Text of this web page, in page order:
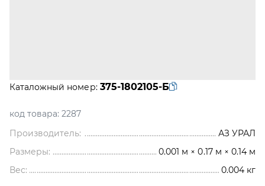
Каталожный номер: 375-1802105-Б
код товара: 2287
Производитель:
АЗ УРАЛ
Размеры:
0.001 м × 0.17 м × 0.14 м
Вес:
0.004 кг